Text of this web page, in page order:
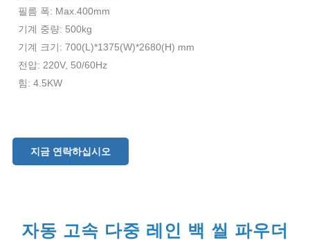
필름 폭: Max.400mm
기계 중량: 500kg
기계 크기: 700(L)*1375(W)*2680(H) mm
전압: 220V, 50/60Hz
힘: 4.5KW
지금 연락하십시오
자동 고속 다중 레인 백 씰 파우더